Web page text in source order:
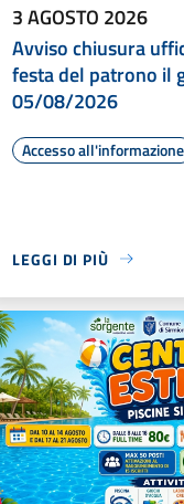
3 AGOSTO 2026
Avviso chiusura
festa del patrono il
05/08/2026
Accesso all'informazione
LEGGI DI PIÙ